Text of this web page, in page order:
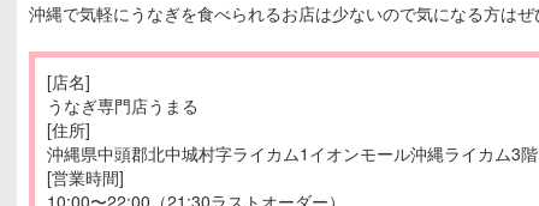
沖縄で気軽にうなぎを食べられるお店は少ないので気になる方は
[店名]
うなぎ専門店うまる
[住所]
沖縄県中頭郡北中城村字ライカム1イオンモール沖縄ライカム3
[営業時間]